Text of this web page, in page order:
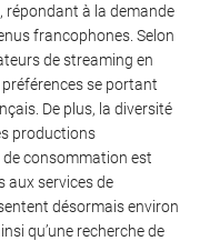
à la demande
francophones. Selon
de streaming en
se portant
De plus, la diversité
productions
de consommation est
aux services de
désormais environ
qu’une recherche de